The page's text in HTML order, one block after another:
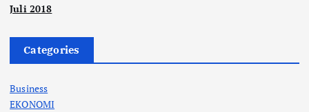
Juli 2018
Categories
Business
EKONOMI